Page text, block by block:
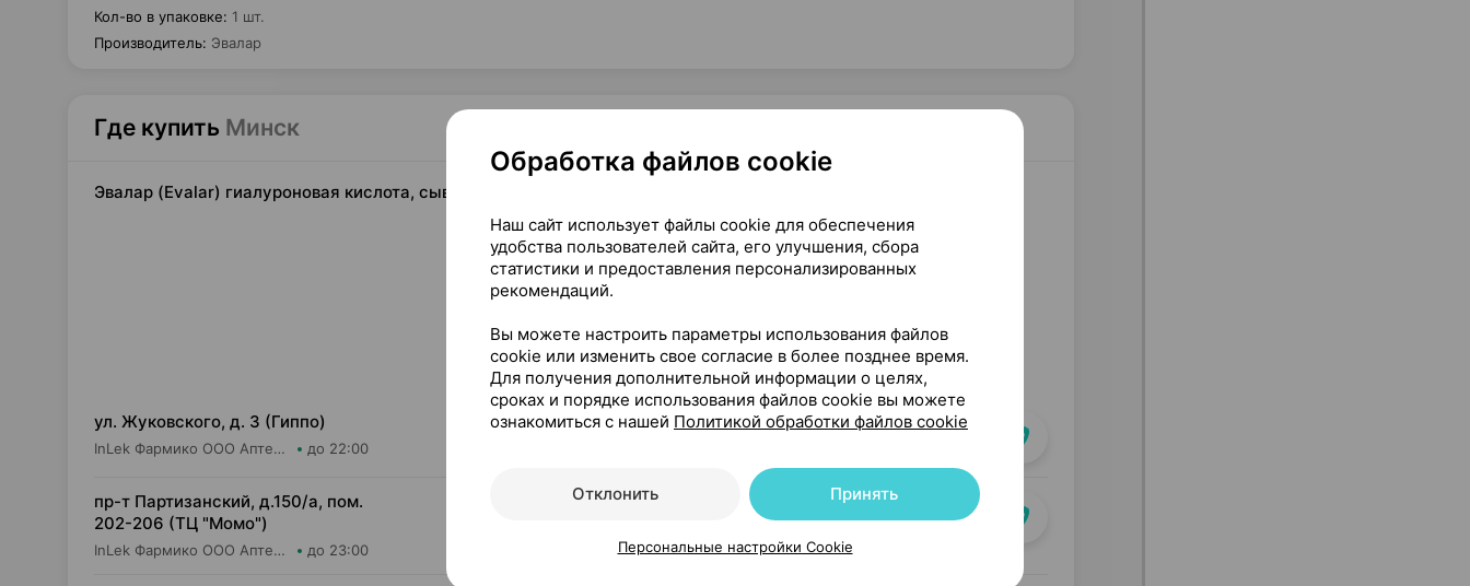
Кол-во в упаковке: 1 шт.
Производитель: Эвалар
Где купить Минск
Эвалар (Evalar) гиалуроновая кислота, сыворотка для лица [увлажняющая], 30 мл ×1, Эвалар Россия
ул. Жуковского, д. 3 (Гиппо)
InLek Фармико ООО Аптека №12 до 22:00
52,74 р. 1 шт. обновл. в 19:02
пр-т Партизанский, д.150/а, пом.
202-206 (ТЦ "Момо")
InLek Фармико ООО Аптека №26 до 23:00
1 шт. обновл. в 19:02
Обработка файлов cookie
Наш сайт использует файлы cookie для обеспечения
удобства пользователей сайта, его улучшения, сбора
статистики и предоставления персонализированных
рекомендаций.
Вы можете настроить параметры использования файлов
cookie или изменить свое согласие в более позднее время.
Для получения дополнительной информации о целях,
сроках и порядке использования файлов cookie вы можете
ознакомиться с нашей Политикой обработки файлов cookie
Отклонить Принять
Персональные настройки Cookie